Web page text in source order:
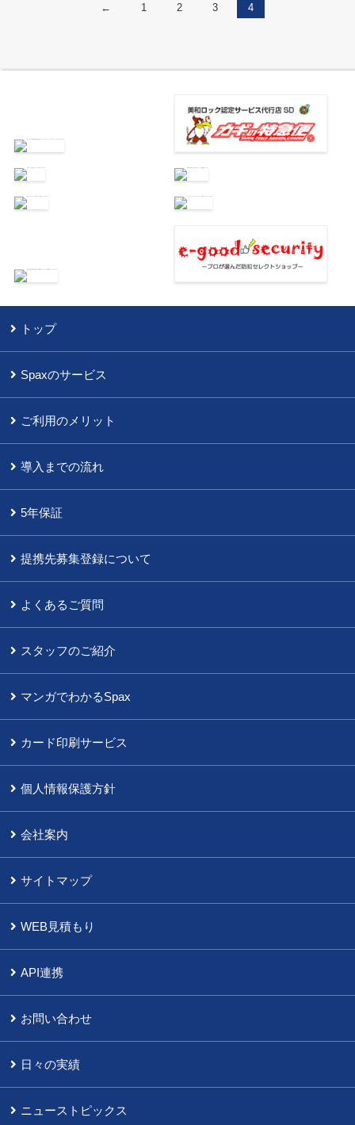
← 1 2 3 4
トップ
Spaxのサービス
ご利用のメリット
導入までの流れ
5年保証
提携先募集登録について
よくあるご質問
スタッフのご紹介
マンガでわかるSpax
カード印刷サービス
個人情報保護方針
会社案内
サイトマップ
WEB見積もり
API連携
お問い合わせ
日々の実績
ニューストピックス